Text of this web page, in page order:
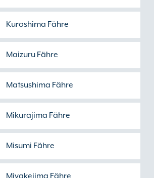
Kuroshima Fähre
Maizuru Fähre
Matsushima Fähre
Mikurajima Fähre
Misumi Fähre
Miyakejima Fähre